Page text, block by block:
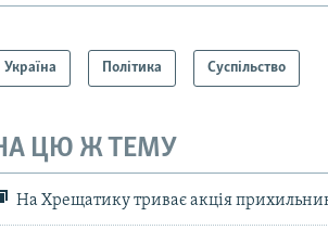
Україна Політика Суспільство
ЦЮ Ж ТЕМУ
На Хрещатику триває акція